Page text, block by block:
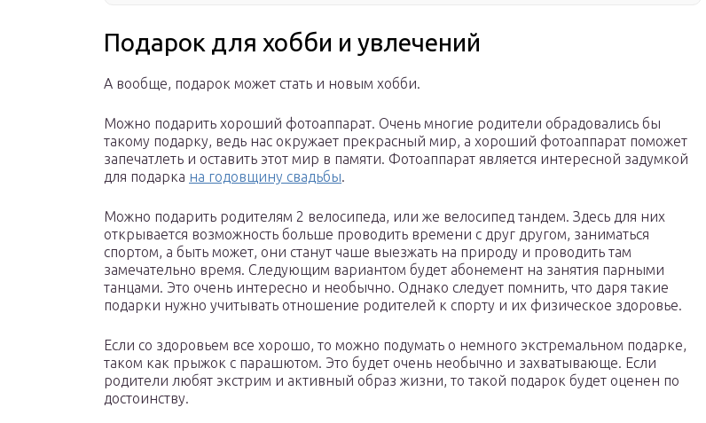
Подарок для хобби и увлечений
А вообще, подарок может стать и новым хобби.
Можно подарить хороший фотоаппарат. Очень многие родители обрадовались бы
такому подарку, ведь нас окружает прекрасный мир, а хороший фотоаппарат поможет
запечатлеть и оставить этот мир в памяти. Фотоаппарат является интересной задумкой
для подарка на годовщину свадьбы.
Можно подарить родителям 2 велосипеда, или же велосипед тандем. Здесь для них
открывается возможность больше проводить времени с друг другом, заниматься
спортом, а быть может, они станут чаше выезжать на природу и проводить там
замечательно время. Следующим вариантом будет абонемент на занятия парными
танцами. Это очень интересно и необычно. Однако следует помнить, что даря такие
подарки нужно учитывать отношение родителей к спорту и их физическое здоровье.
Если со здоровьем все хорошо, то можно подумать о немного экстремальном подарке,
таком как прыжок с парашютом. Это будет очень необычно и захватывающе. Если
родители любят экстрим и активный образ жизни, то такой подарок будет оценен по
достоинству.